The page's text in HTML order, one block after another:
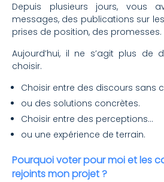
Depuis plusieurs jours, vous
messages, des publications sur
prises de position, des promesses.
Aujourd’hui, il ne s’agit plus de
choisir.
Choisir entre des discours sans
ou des solutions concrètes.
Choisir entre des perceptions…
ou une expérience de terrain.
Pourquoi voter pour moi et les
rejoints mon projet ?